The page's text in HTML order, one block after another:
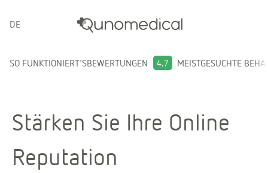
DEUTSCH
SO FUNKTIONIERT'SBEWERTUNGEN 4.7 MEISTGESUCHTE
Stärken Sie Ihre Online
Reputation